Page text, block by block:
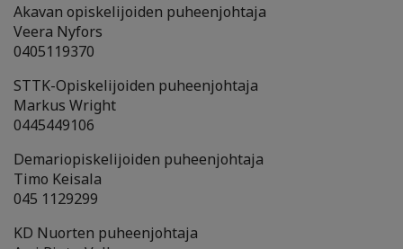
Akavan opiskelijoiden puheenjohtaja
Veera Nyfors
0405119370
STTK-Opiskelijoiden puheenjohtaja
Markus Wright
0445449106
Demariopiskelijoiden puheenjohtaja
Timo Keisala
045 1129299
KD Nuorten puheenjohtaja